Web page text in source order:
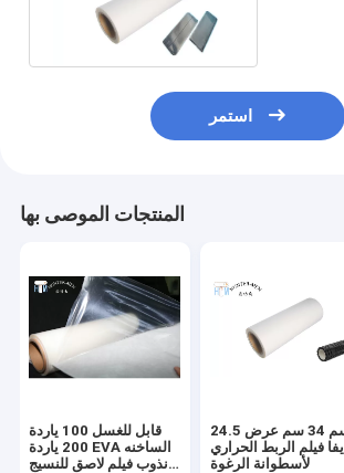
استمر
المنتجات الموصى بها
قابل للغسل 100 ياردة
200 ياردة EVA الساخنه
نذوب فيلم لاصق للنسيج
24.5 سم 34 سم عرض
إيفا فيلم الربط الحراري
لأسطوانة الرغوة